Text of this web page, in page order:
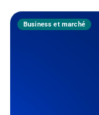
Business et marché